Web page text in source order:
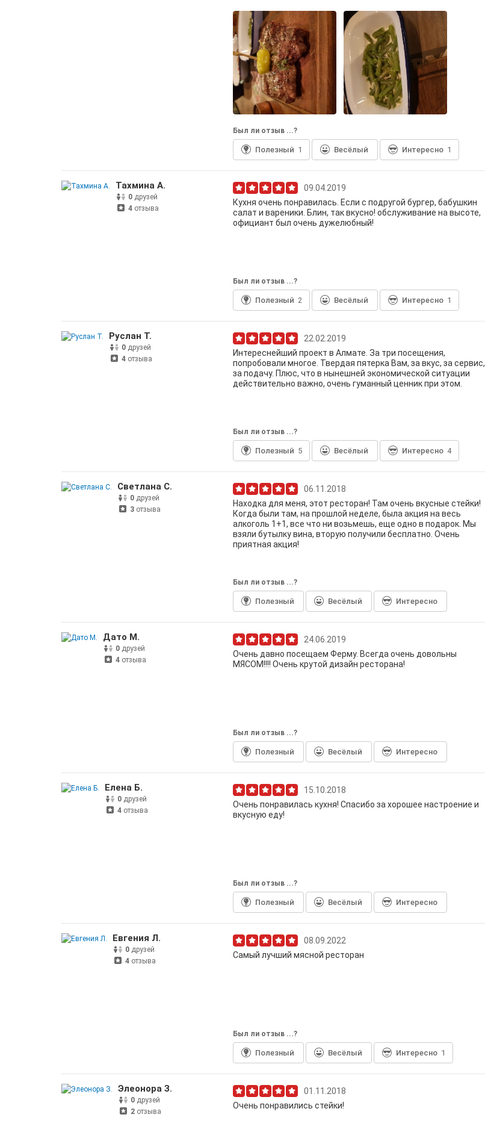
Был ли отзыв ...?
Полезный 1 Весёлый Интересно 1
Тахмина А.
0 друзей
4 отзыва
09.04.2019
Кухня очень понравилась. Если с подругой бургер, бабушкин
салат и вареники. Блин, так вкусно! обслуживание на высоте,
официант был очень дужелюбный!
Был ли отзыв ...?
Полезный 2 Весёлый Интересно 1
Руслан Т.
0 друзей
4 отзыва
22.02.2019
Интереснейший проект в Алмате. За три посещения,
попробовали многое. Твердая пятерка Вам, за вкус, за сервис,
за подачу. Плюс, что в нынешней экономической ситуации
действительно важно, очень гуманный ценник при этом.
Был ли отзыв ...?
Полезный 5 Весёлый Интересно 4
Светлана С.
0 друзей
3 отзыва
06.11.2018
Находка для меня, этот ресторан! Там очень вкусные стейки!
Когда были там, на прошлой неделе, была акция на весь
алкоголь 1+1, все что ни возьмешь, еще одно в подарок. Мы
взяли бутылку вина, вторую получили бесплатно. Очень
приятная акция!
Был ли отзыв ...?
Полезный Весёлый Интересно
Дато М.
0 друзей
4 отзыва
24.06.2019
Очень давно посещаем Ферму. Всегда очень довольны
МЯСОМ!!!! Очень крутой дизайн ресторана!
Был ли отзыв ...?
Полезный Весёлый Интересно
Елена Б.
0 друзей
4 отзыва
15.10.2018
Очень понравилась кухня! Спасибо за хорошее настроение и
вкусную еду!
Был ли отзыв ...?
Полезный Весёлый Интересно
Евгения Л.
0 друзей
4 отзыва
08.09.2022
Самый лучший мясной ресторан
Был ли отзыв ...?
Полезный Весёлый Интересно 1
Элеонора З.
0 друзей
2 отзыва
01.11.2018
Очень понравились стейки!